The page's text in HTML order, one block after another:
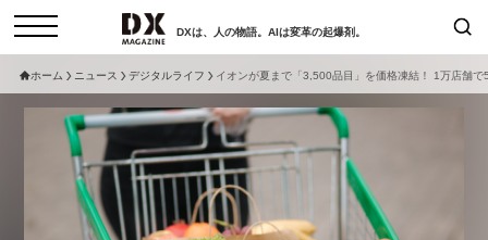
DXは、人の物語。AIは変革の起爆剤。
インタビュー
セミナー ニュース
サービスメニュー 日本オムニチャネル協会
検索
ホーム ニュース デジタルライフ イオンが夏まで「3,500品目」を価格凍結！ 1万店舗で